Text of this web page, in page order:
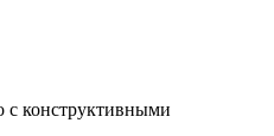
с конструктивными